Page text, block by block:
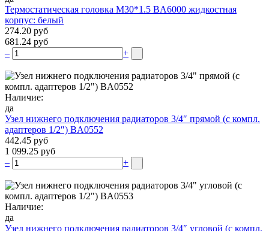
Термостатическая головка M30*1.5 BA6000 жидкостная
корпус: белый
274.20 руб
681.24 руб
–
+
Наличие:
да
Узел нижнего подключения радиаторов 3/4″ прямой (c компл.
адаптеров 1/2″) BA0552
442.45 руб
1 099.25 руб
–
+
Наличие:
да
Узел нижнего подключения радиаторов 3/4″ угловой (c компл.